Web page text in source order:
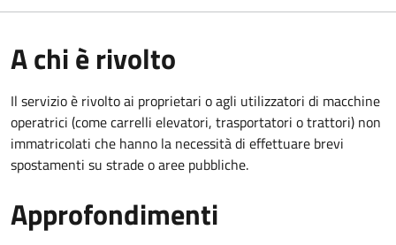
A chi è rivolto
Il servizio è rivolto ai proprietari o agli utilizzatori di macchine
operatrici (come carrelli elevatori, trasportatori o trattori) non
immatricolati che hanno la necessità di effettuare brevi
spostamenti su strade o aree pubbliche.
Approfondimenti